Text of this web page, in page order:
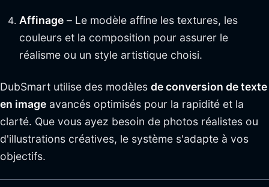
Affinage – Le modèle affine les textures, les
couleurs et la composition pour assurer le
réalisme ou un style artistique choisi.
DubSmart utilise des modèles de conversion de texte
en image avancés optimisés pour la rapidité et la
clarté. Que vous ayez besoin de photos réalistes ou
d'illustrations créatives, le système s'adapte à vos
objectifs.